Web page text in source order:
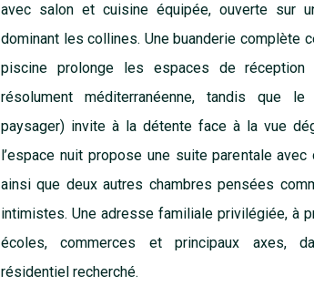
avec salon et cuisine équipée, ouverte sur
dominant les collines. Une buanderie complète
piscine prolonge les espaces de réception
résolument méditerranéenne, tandis que
paysager) invite à la détente face à la vue
l’espace nuit propose une suite parentale
ainsi que deux autres chambres pensées
intimistes. Une adresse familiale privilégiée, à
écoles, commerces et principaux axes,
résidentiel recherché.